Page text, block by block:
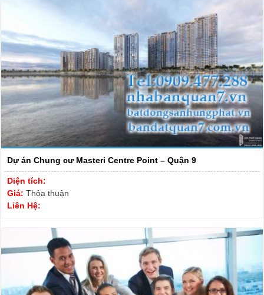
Dự án Chung cư Masteri Centre Point – Quận 9
Diện tích:
Giá: Thỏa thuận
Liên Hệ: